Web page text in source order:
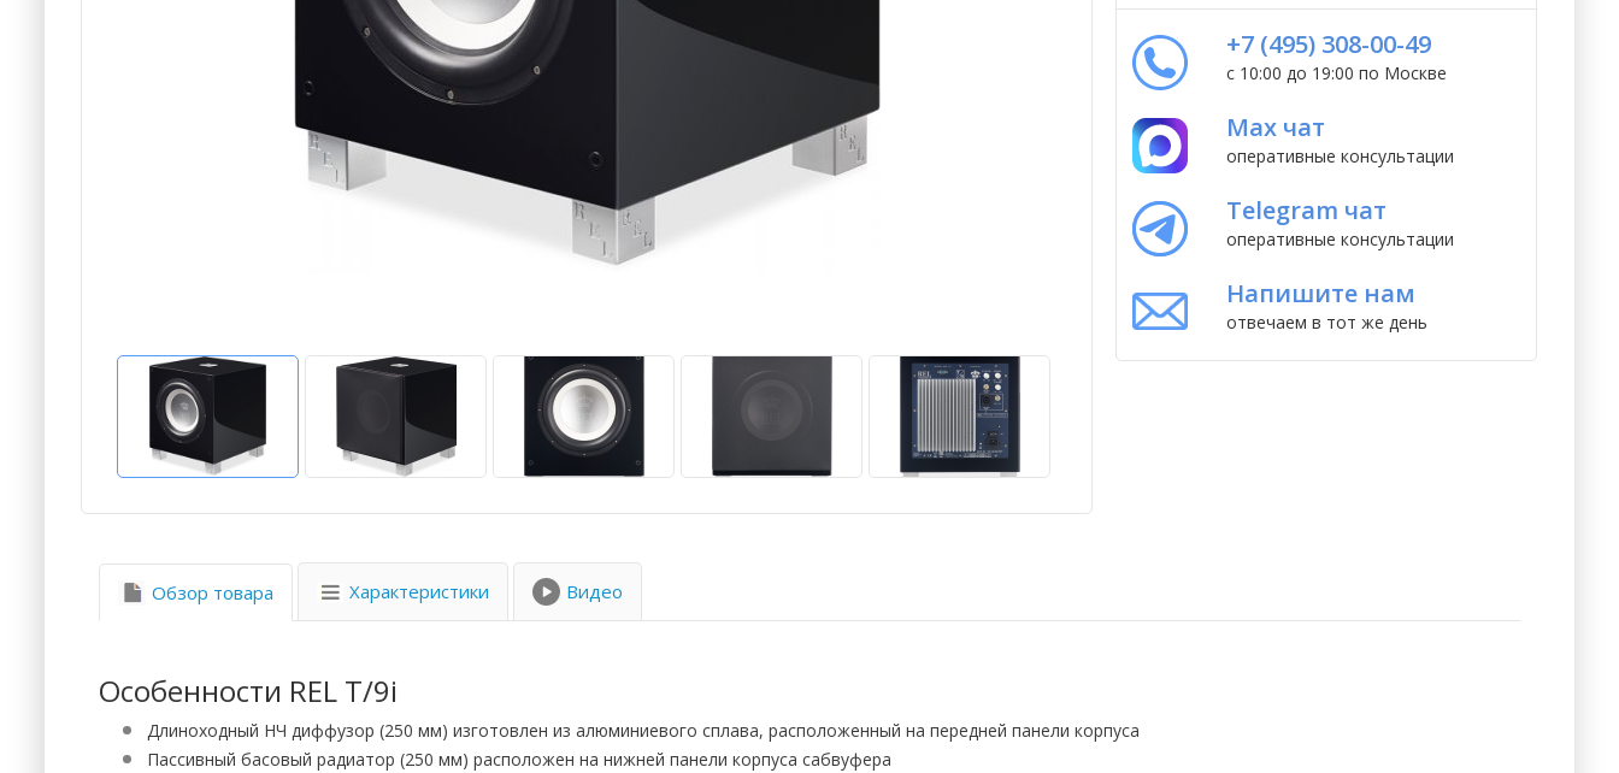
+7 (495) 308-00-49
с 10:00 до 19:00 по Москве
Max чат
оперативные консультации
Telegram чат
оперативные консультации
Напишите нам
отвечаем в тот же день
Обзор товара Характеристики Видео
Особенности REL T/9i
Длиноходный НЧ диффузор (250 мм) изготовлен из алюминиевого сплава, расположенный на передней панели корпуса
Пассивный басовый радиатор (250 мм) расположен на нижней панели корпуса сабвуфера